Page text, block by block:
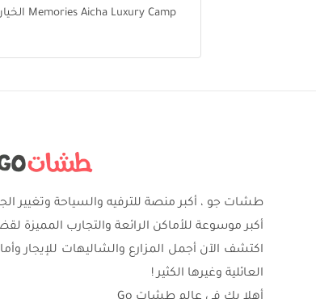
Memories Aicha Luxury Camp الخيار الأول لكم لقضاء أمتع الأوقات
طشات جو ، أكبر منصة للترفيه والسياحة وتغيير
أكبر موسوعة للأماكن الرائعة والتجارب المميزة
اكتشف الآن أجمل المزارع والشاليهات للإيجار
العائلية وغيرها الكثير !